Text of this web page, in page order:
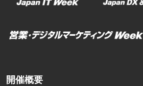
開催概要